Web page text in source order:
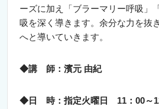
ーズに加え「ブラーマリー呼吸」
吸を深く導きます。余分な力を抜
へと導いていきます。
◆講 師：濱元 由紀
◆日 時：指定火曜日 11：00～